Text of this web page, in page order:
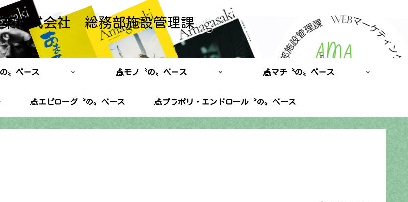
業株式会社 総務部施設管理課
〟ベース 🎪モノ〝の〟ベース 🎪マチ〝の〟ベース
🎪エピローグ〝の〟ベース 🎪プラポリ・エンドロール〝の〟ベース